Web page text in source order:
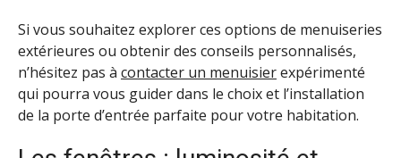
Si vous souhaitez explorer ces options de menuiseries
extérieures ou obtenir des conseils personnalisés,
n’hésitez pas à contacter un menuisierexpérimenté
qui pourra vous guider dans le choix et l’installation
de la porte d’entrée parfaite pour votre habitation.